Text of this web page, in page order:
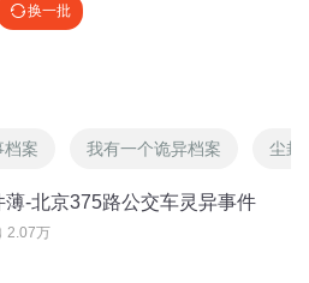
换一批
档案 我有一个诡异档案 尘封
薄-北京375路公交车灵异事件
2.07万